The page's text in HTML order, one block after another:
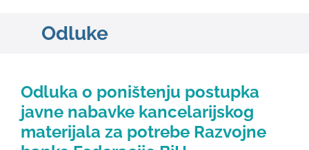
Odluke
Odluka o poništenju postupka
javne nabavke kancelarijskog
materijala za potrebe Razvojne